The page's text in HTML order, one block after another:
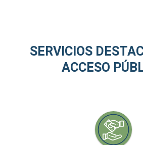
SERVICIOS DESTACADOS DE
ACCESO